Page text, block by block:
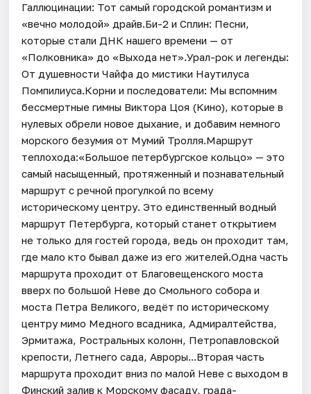
Галлюцинации: Тот самый городской романтизм и
«вечно молодой» драйв.Би-2 и Сплин: Песни,
которые стали ДНК нашего времени — от
«Полковника» до «Выхода нет».Урал-рок и легенды:
От душевности Чайфа до мистики Наутилуса
Помпилиуса.Корни и последователи: Мы вспомним
бессмертные гимны Виктора Цоя (Кино), которые в
нулевых обрели новое дыхание, и добавим немного
морского безумия от Мумий Тролля.Маршрут
теплохода:«Большое петербургское кольцо» — это
самый насыщенный, протяженный и познавательный
маршрут с речной прогулкой по всему
историческому центру. Это единственный водный
маршрут Петербурга, который станет открытием
не только для гостей города, ведь он проходит там,
где мало кто бывал даже из его жителей.Одна часть
маршрута проходит от Благовещенского моста
вверх по большой Неве до Смольного собора и
моста Петра Великого, ведёт по историческому
центру мимо Медного всадника, Адмиралтейства,
Эрмитажа, Ростральных колонн, Петропавловской
крепости, Летнего сада, Авроры...Вторая часть
маршрута проходит вниз по малой Неве с выходом в
Финский залив к Морскому фасаду, града-